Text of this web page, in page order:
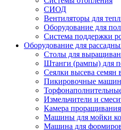
СИОД
Вентиляторы для
Оборудование для
Система поддержки
Оборудование для
Столы для
Штанги (рампы) для
Сеялки высева семян
Пикировочные
Измельчители и
Камера
Машины для мойки
Машина для